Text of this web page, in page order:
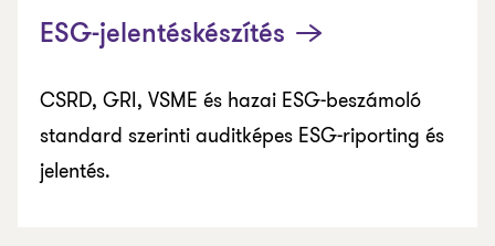
ESG-jelentéskészítés
CSRD, GRI, VSME és hazai ESG-beszámoló
standard szerinti auditképes ESG-riporting és
jelentés.